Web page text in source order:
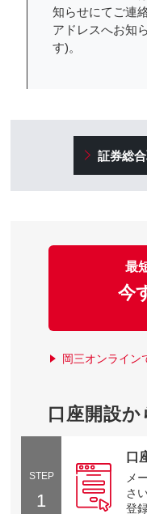
知らせにてご連
アドレスへお知
す)。
証券総
最
今
岡三オンライン
口座開設
STEP
1
口
メ
さい
登